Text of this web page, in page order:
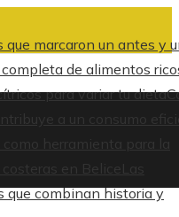
marcaron un antes y
de alimentos
para variar tu dieta
a un consumo
herramienta para la
costeras en Belice Las
que combinan historia y